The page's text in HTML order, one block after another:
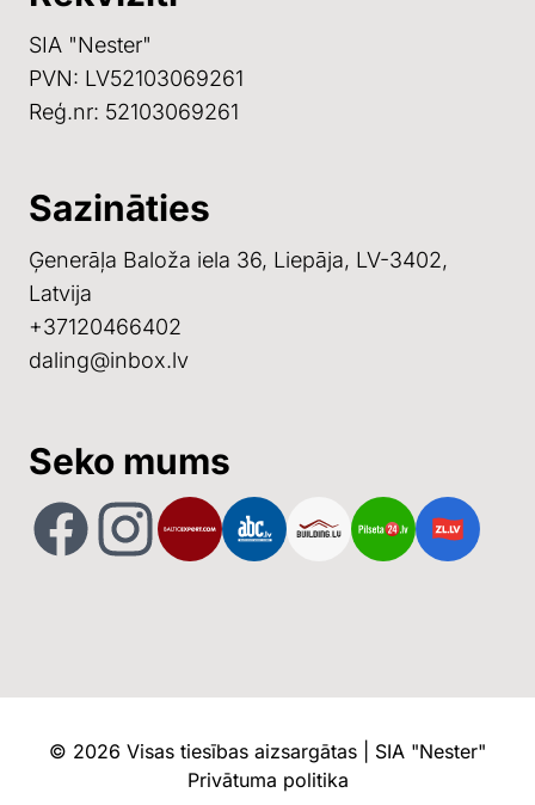
SIA "Nester"
PVN: LV52103069261
Reģ.nr: 52103069261
Sazināties
Ģenerāļa Baloža iela 36, Liepāja, LV-3402,
Latvija
+37120466402
daling@inbox.lv
Seko mums
FacebookInstagramBaltic Export
ABC BuildingPilseta24
ZL
© 2026 Visas tiesības aizsargātas | SIA "Nester"
Privātuma politika